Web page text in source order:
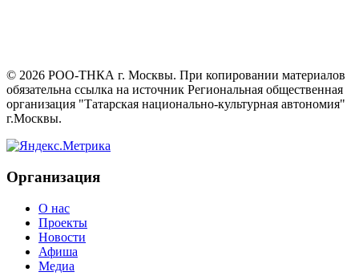
© 2026 РОО-ТНКА г. Москвы. При копировании материалов
обязательна ссылка на источник Региональная общественная
организация "Татарская национально-культурная автономия"
г.Москвы.
Организация
О нас
Проекты
Новости
Афиша
Медиа